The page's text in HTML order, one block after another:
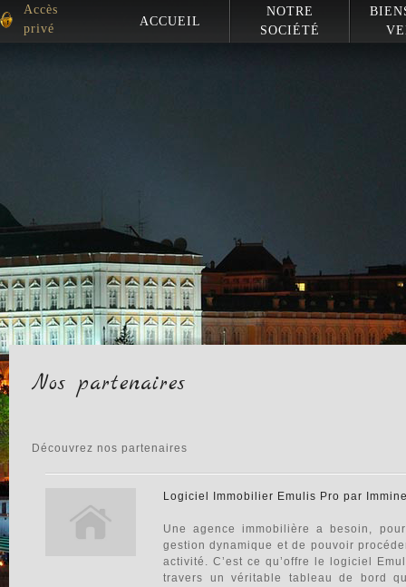
Accès
privé
ACCUEIL
NOTRE
SOCIÉTÉ
Nos partenaires
Découvrez nos partenaires
Logiciel Immobilier Emulis Pro par
Une agence immobilière a besoin,
gestion dynamique et de pouvoir
activité. C’est ce qu’offre le logiciel
travers un véritable tableau de bord